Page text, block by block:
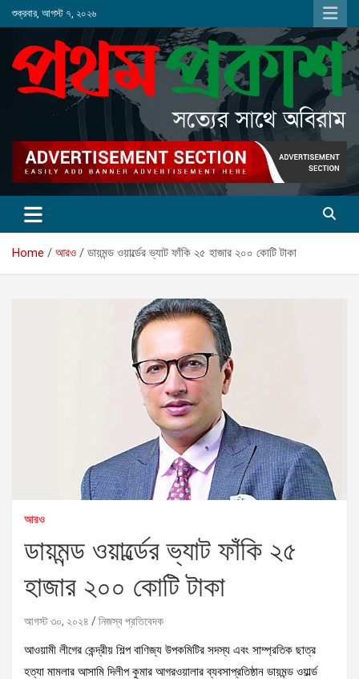
Skip
to
শুক্রবার, আগস্ট ৭, ২০২৬
Home আরও ডায়মন্ড ওয়ার্ল্ডের ভ্যাট ফাঁকি ২৫ হাজার ২০০ কোটি টাকা
আরও
ডায়মন্ড ওয়ার্ল্ডের ভ্যাট ফাঁকি ২৫
হাজার ২০০ কোটি টাকা
আগস্ট ৩০, ২০২৪ নিজস্ব প্রতিবেদক
আওয়ামী লীগের কেন্দ্রীয় শিল্প বাণিজ্য উপকমিটির সদস্য এবং সাম্প্রতিক ছাত্র
হত্যা মামলার আসামি দিলীপ কুমার আগরওয়ালার ব্যবসাপ্রতিষ্ঠান ডায়মন্ড ওয়ার্ল্ড